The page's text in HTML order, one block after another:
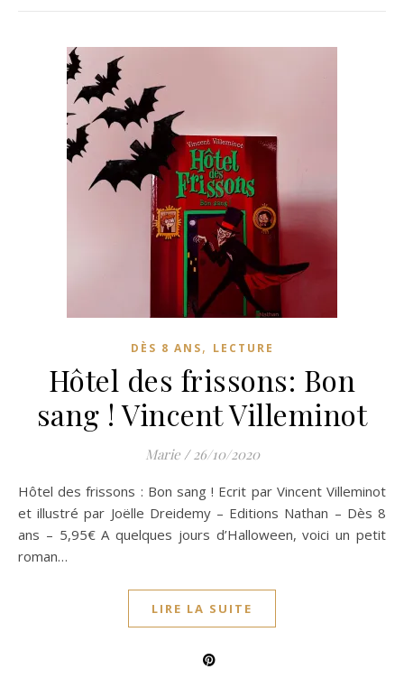
DÈS 8 ANS, LECTURE
Hôtel des frissons: Bon
sang ! Vincent Villeminot
Marie / 26/10/2020
Hôtel des frissons : Bon sang ! Ecrit par Vincent Villeminot
et illustré par Joëlle Dreidemy – Editions Nathan – Dès 8
ans – 5,95€ A quelques jours d’Halloween, voici un petit
roman…
LIRE LA SUITE